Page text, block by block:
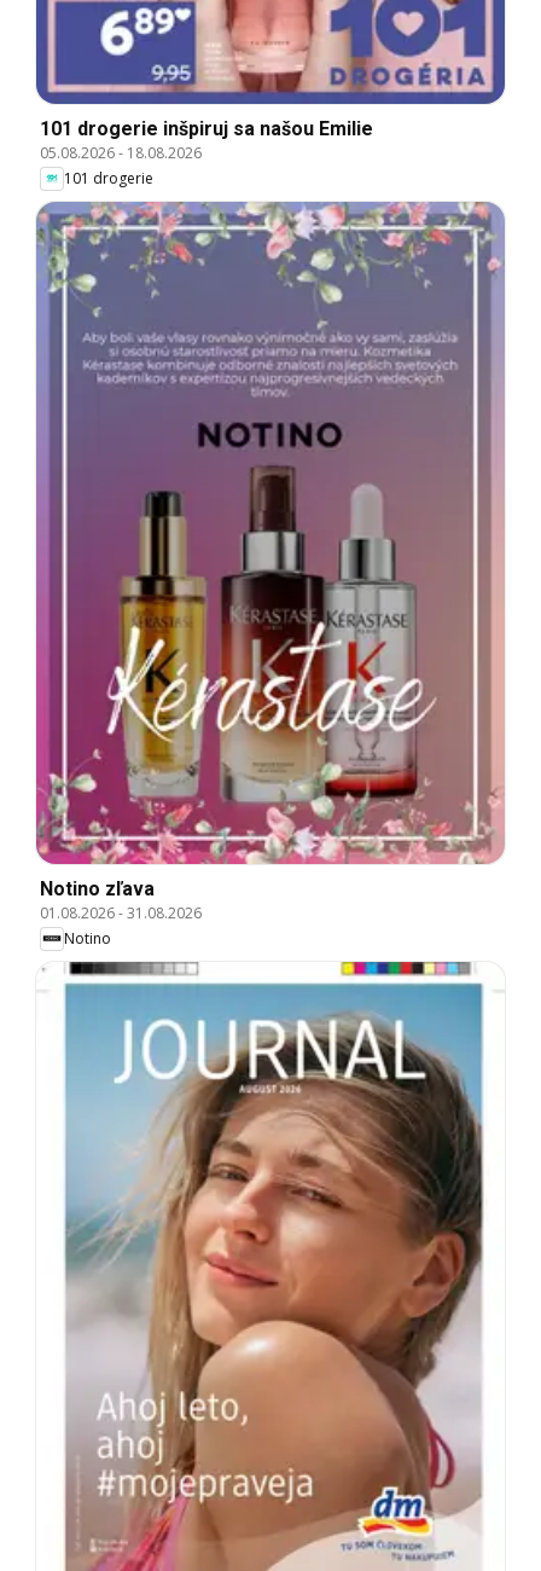
101 drogerie inšpiruj sa našou Emilie
05.08.2026- 18.08.2026
101 drogerie
Notino zľava
01.08.2026-31.08.2026
Notino